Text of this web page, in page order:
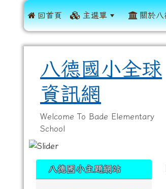
 回首頁 主選單 關於八
八德國小全球
資訊網
Welcome To Bade Elementary
School
八德國小主題網站